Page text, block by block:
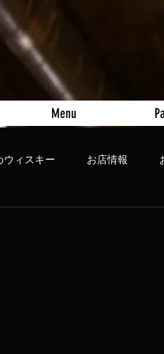
Menu
ウィスキー お店情報